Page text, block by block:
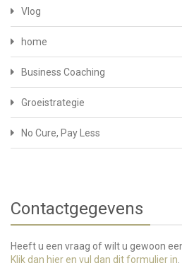
Vlog
home
Business Coaching
Groeistrategie
No Cure, Pay Less
Contactgegevens
Heeft u een vraag of wilt u gewoon
Klik dan hier en vul dan dit formulier in